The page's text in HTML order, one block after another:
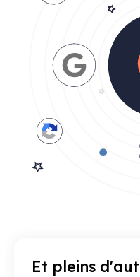
Et pleins